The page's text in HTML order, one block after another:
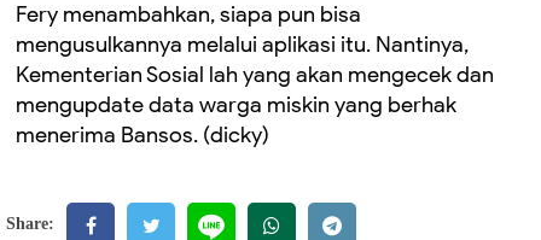
Fery menambahkan, siapa pun bisa
mengusulkannya melalui aplikasi itu. Nantinya,
Kementerian Sosial lah yang akan mengecek dan
mengupdate data warga miskin yang berhak
menerima Bansos. (dicky)
Share: